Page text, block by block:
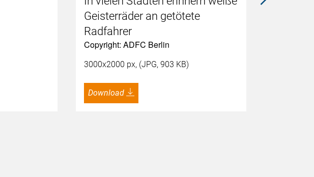
Geisterräder an getötete
Radfahrer
Copyright: ADFC Berlin
3000x2000 px, (JPG, 903 KB)
Download